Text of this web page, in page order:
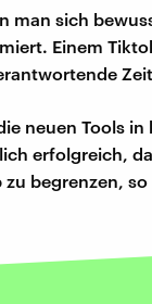
man sich
Einem
neuen Tools
erfolgreich,
begrenzen,